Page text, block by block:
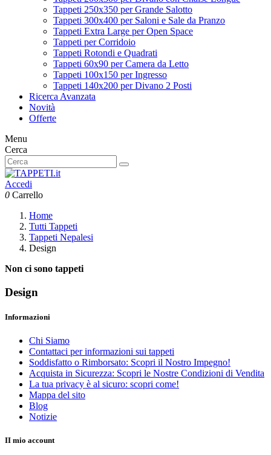
Tappeti 250x350 per Grande Salotto
Tappeti 300x400 per Saloni e Sale da Pranzo
Tappeti Extra Large per Open Space
Tappeti per Corridoio
Tappeti Rotondi e Quadrati
Tappeti 60x90 per Camera da Letto
Tappeti 100x150 per Ingresso
Tappeti 140x200 per Divano 2 Posti
Ricerca Avanzata
Novità
Offerte
Menu
Cerca
Accedi
0 Carrello
Home
Tutti Tappeti
Tappeti Nepalesi
Design
Non ci sono tappeti
Design
Informazioni
Chi Siamo
Contattaci per informazioni sui tappeti
Soddisfatto o Rimborsato: Scopri il Nostro Impegno!
Acquista in Sicurezza: Scopri le Nostre Condizioni di Vendita
La tua privacy è al sicuro: scopri come!
Mappa del sito
Blog
Notizie
II mio account